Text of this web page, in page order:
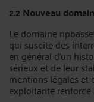
2.2 Nouveau
Le domaine
qui suscite des
en général d'un
sérieux et de leur
mentions légales et
exploitante